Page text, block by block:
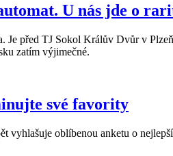
U nás jde o
před TJ Sokol Králův Dvůr v
zatím výjimečné.
své favority
oblíbenou anketu o